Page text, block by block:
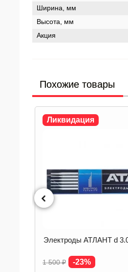
Ширина, мм
Высота, мм
Акция
Похожие товары
(3.8кг) VacPac